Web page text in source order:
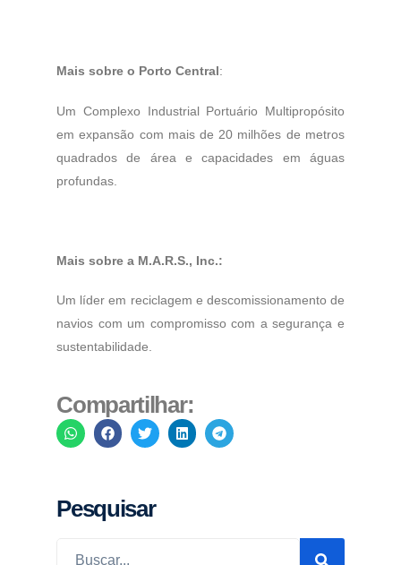
Mais sobre o Porto Central:
Um Complexo Industrial Portuário Multipropósito
em expansão com mais de 20 milhões de metros
quadrados de área e capacidades em águas
profundas.
Mais sobre a M.A.R.S., Inc.:
Um líder em reciclagem e descomissionamento de
navios com um compromisso com a segurança e
sustentabilidade.
Compartilhar:
Pesquisar